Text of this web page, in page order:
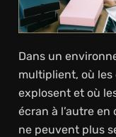
Dans un
multiplient, où
explosent et où
écran à l’autre
ne peuvent plus